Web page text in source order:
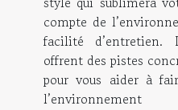
compte de
facilité d’entretien.
offrent des pistes
pour vous aider à